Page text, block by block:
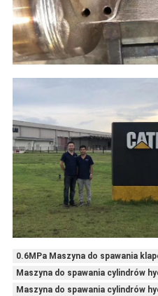
0.6MPa Maszyna do spawania
Maszyna do spawania cylindrów
Maszyna do spawania cylindrów